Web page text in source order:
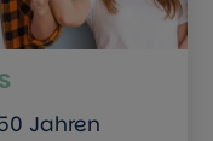
Jahren